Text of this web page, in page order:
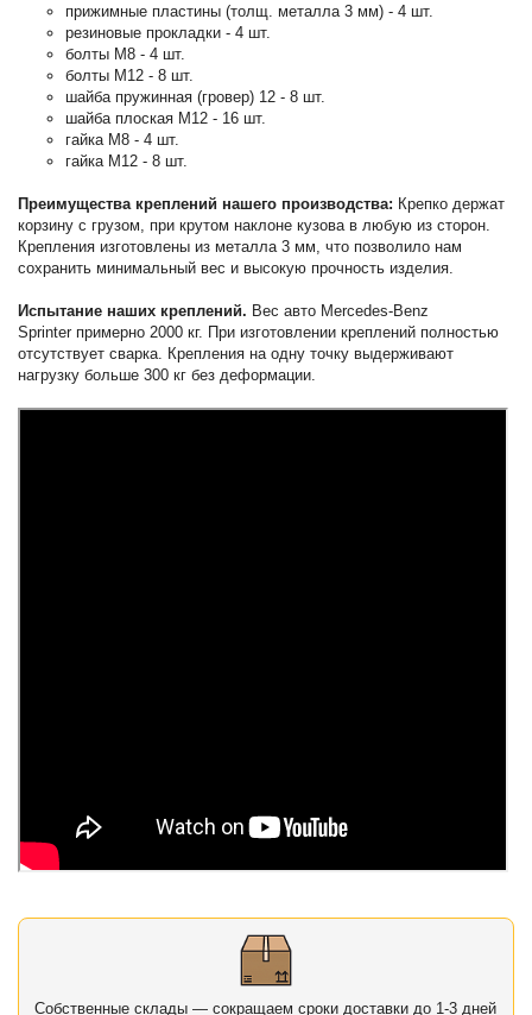
прижимные пластины (толщ. металла 3 мм) - 4 шт.
резиновые прокладки - 4 шт.
болты М8 - 4 шт.
болты М12 - 8 шт.
шайба пружинная (гровер) 12 - 8 шт.
шайба плоская М12 - 16 шт.
гайка М8 - 4 шт.
гайка М12 - 8 шт.
Преимущества креплений нашего производства: Крепко держат
корзину с грузом, при крутом наклоне кузова в любую из сторон.
Крепления изготовлены из металла 3 мм, что позволило нам
сохранить минимальный вес и высокую прочность изделия.
Испытание наших креплений. Вес авто Mercedes-Benz
Sprinter примерно 2000 кг. При изготовлении креплений полностью
отсутствует сварка. Крепления на одну точку выдерживают
нагрузку больше 300 кг без деформации.
Собственные склады — сокращаем сроки доставки до 1-3 дней